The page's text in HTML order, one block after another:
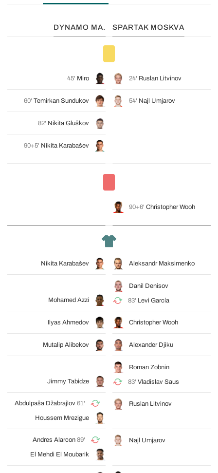
DYNAMO MA. SPARTAK MOSKVA
45' Miro 24' Ruslan Litvinov
60' Temirkan Sundukov 54' Najl Umjarov
82' Nikita Gluškov
90+5' Nikita Karabašev
90+6' Christopher Wooh
Nikita Karabašev Aleksandr Maksimenko
Mohamed Azzi
Danil Denisov
83' Levi García
Ilyas Ahmedov Christopher Wooh
Mutalip Alibekov Alexander Djiku
Jimmy Tabidze
Roman Zobnin
83' Vladislav Saus
Abdulpaša Džabrajlov 61'
Houssem Mrezigue
Ruslan Litvinov
Andres Alarcon 89'
El Mehdi El Moubarik
Najl Umjarov